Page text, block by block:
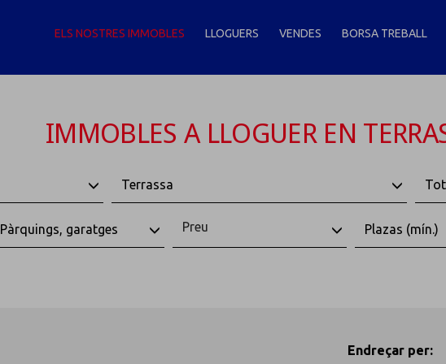
ELS NOSTRES IMMOBLES LLOGUERS VENDES BORSA TREBALL
IMMOBLES A LLOGUER EN
Terrassa
Pàrquings, garatges Preu Plazas (mín.)
Endreçar per: